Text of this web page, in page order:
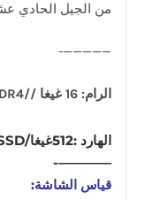
من الجيل الحادي
—————-
الرام: 16 غيغا //DDR4
الهارد :512غيغا/SSD/
————-
قياس الشاشة: